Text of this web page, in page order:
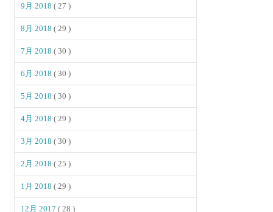
9月 2018( 27 )
8月 2018( 29 )
7月 2018( 30 )
6月 2018( 30 )
5月 2018( 30 )
4月 2018( 29 )
3月 2018( 30 )
2月 2018( 25 )
1月 2018( 29 )
12月 2017( 28 )